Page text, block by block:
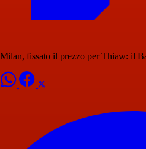
Milan, fissato il prezzo per Thiaw: il